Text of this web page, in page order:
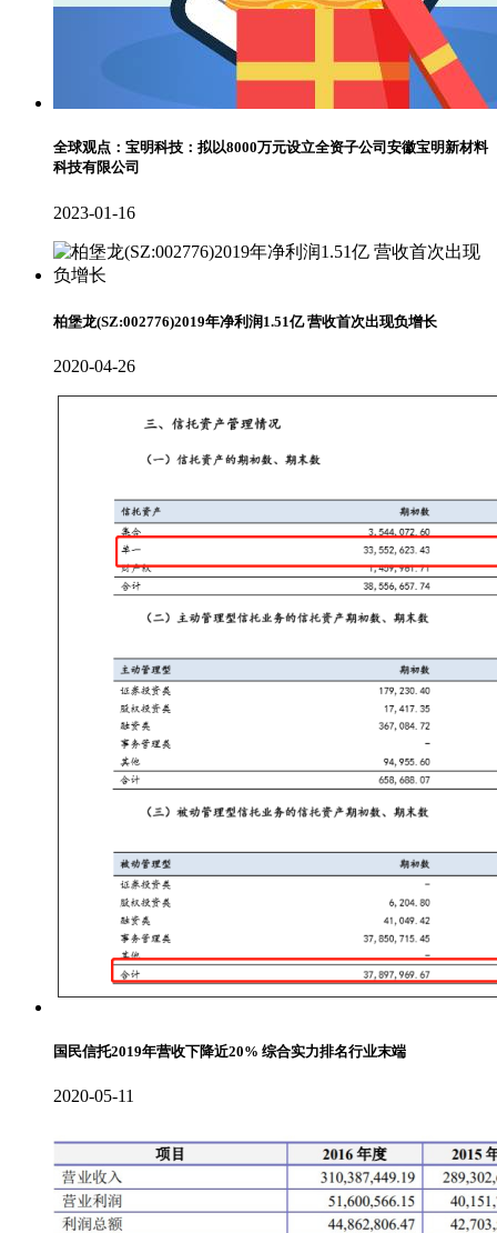
全球观点：宝明科技：拟以8000万元设立全资子公司安徽宝明新材料
科技有限公司
2023-01-16
柏堡龙(SZ:002776)2019年净利润1.51亿 营收首次出现负增长
2020-04-26
国民信托2019年营收下降近20% 综合实力排名行业末端
2020-05-11